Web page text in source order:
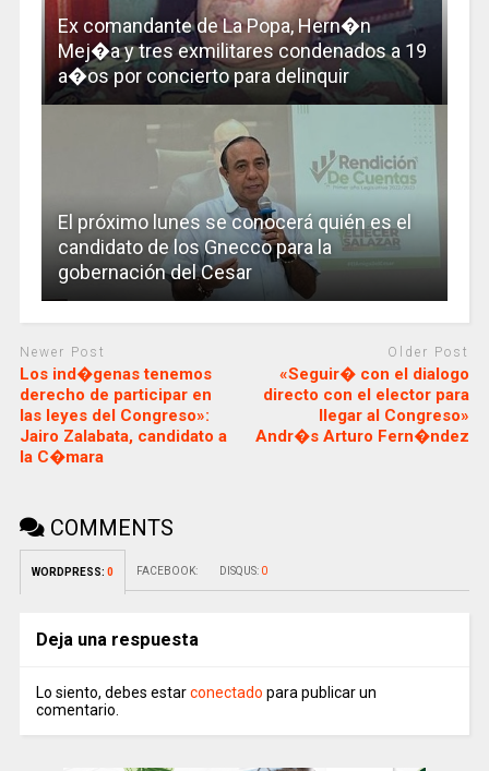
Ex comandante de La Popa, Hern�n
Mej�a y tres exmilitares condenados a 19
a�os por concierto para delinquir
El próximo lunes se conocerá quién es el
candidato de los Gnecco para la
gobernación del Cesar
Newer Post
Los ind�genas tenemos
derecho de participar en
las leyes del Congreso»:
Jairo Zalabata, candidato a
la C�mara
Older Post
«Seguir� con el dialogo
directo con el elector para
llegar al Congreso»
Andr�s Arturo Fern�ndez
COMMENTS
WORDPRESS: 0 FACEBOOK: DISQUS: 0
Deja una respuesta
Lo siento, debes estarconectado para publicar un
comentario.